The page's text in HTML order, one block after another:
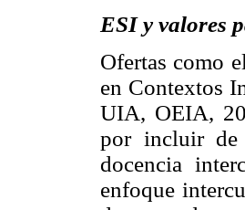
ESI y valores
Ofertas como
en Contextos
UIA, OEIA,
por incluir de
docencia
enfoque